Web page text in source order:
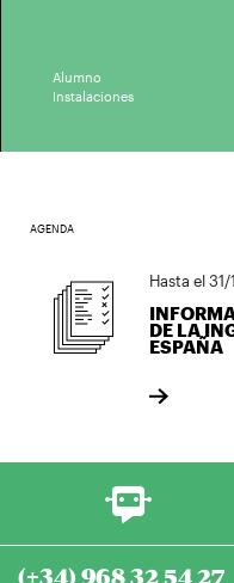
Alumno
Instalaciones
AGENDA
Hasta el 31/
DE LA
ESPAÑA
(+34) 968 32 54 27